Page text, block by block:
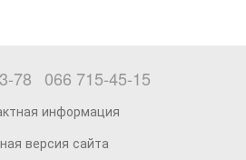
78 066 715-45-15
информация
версия сайта